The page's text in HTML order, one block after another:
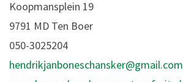
Koopmansplein 19
9791 MD Ten Boer
050-3025204
hendrikjanboneschansker@gmail.com